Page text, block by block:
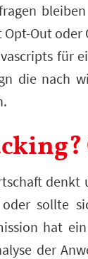
Out oder
für
die nach
sollte
hat
der